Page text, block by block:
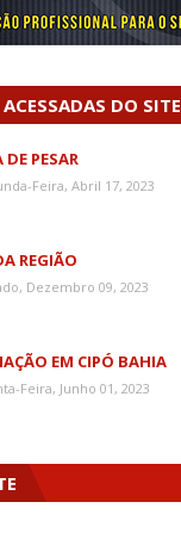
DO SITE
PESAR
Feira, Abril 17, 2023
REGIÃO
Dezembro 09, 2023
EM CIPÓ BAHIA
Feira, Junho 01, 2023